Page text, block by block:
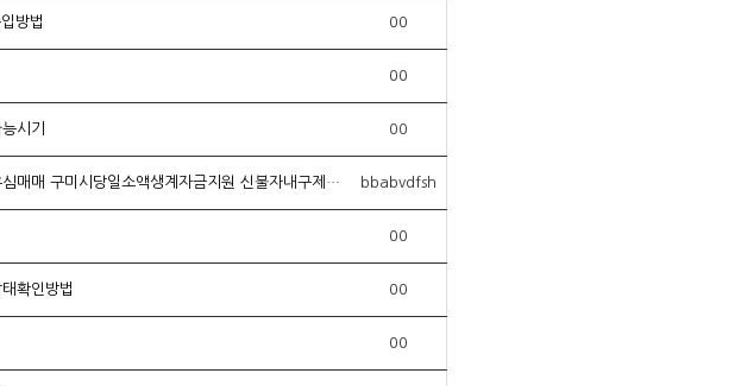
방법 00
00
시기 00
카카오톡비상금대출 탤ㄹH문의 Tsbusim 탬스뷰 선불유심 내구제 선불폰유심매매 구미시당일소액생계자금지원 신불자내구제방법 HVQ bbabvdfsh
00
확인방법 00
00